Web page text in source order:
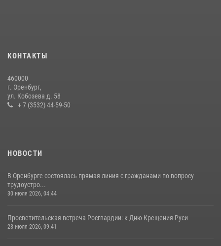
14 июля 2026, 10:43
подозрению в хищении товара из магазина
11 июля 2026, 12:22
КОНТАКТЫ
460000
г. Оренбург,
ул. Кобозева д. 58
+ 7 (3532) 44-59-50
НОВОСТИ
В Оренбурге состоялась прямая линия с гражданами по вопросу
трудоустро...
30 июля 2026, 04:44
Просветительская встреча Росгвардии: к Дню Крещения Руси
28 июля 2026, 09:41